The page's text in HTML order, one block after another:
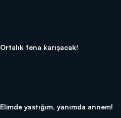
Ortalık fena karışacak!
Elimde yastığım, yanımda annem!